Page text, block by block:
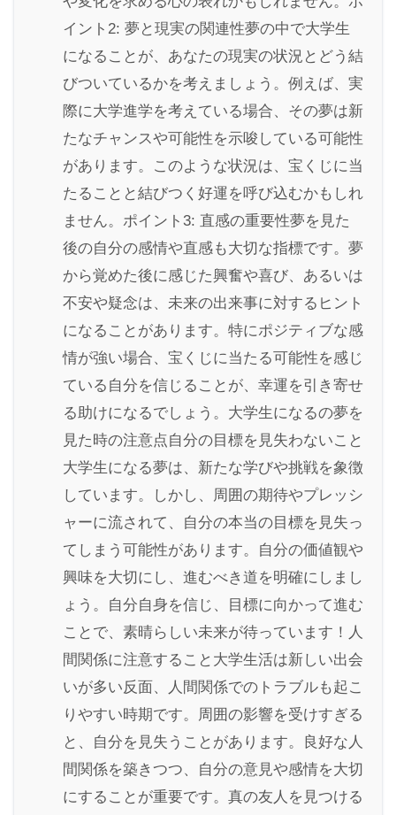
イント2: 夢と現実の関連性夢の中で大学生
になることが、あなたの現実の状況とどう結
びついているかを考えましょう。例えば、実
際に大学進学を考えている場合、その夢は新
たなチャンスや可能性を示唆している可能性
があります。このような状況は、宝くじに当
たることと結びつく好運を呼び込むかもしれ
ません。ポイント3: 直感の重要性夢を見た
後の自分の感情や直感も大切な指標です。夢
から覚めた後に感じた興奮や喜び、あるいは
不安や疑念は、未来の出来事に対するヒント
になることがあります。特にポジティブな感
情が強い場合、宝くじに当たる可能性を感じ
ている自分を信じることが、幸運を引き寄せ
る助けになるでしょう。大学生になるの夢を
見た時の注意点自分の目標を見失わないこと
大学生になる夢は、新たな学びや挑戦を象徴
しています。しかし、周囲の期待やプレッシ
ャーに流されて、自分の本当の目標を見失っ
てしまう可能性があります。自分の価値観や
興味を大切にし、進むべき道を明確にしまし
ょう。自分自身を信じ、目標に向かって進む
ことで、素晴らしい未来が待っています！人
間関係に注意すること大学生活は新しい出会
いが多い反面、人間関係でのトラブルも起こ
りやすい時期です。周囲の影響を受けすぎる
と、自分を見失うことがあります。良好な人
間関係を築きつつ、自分の意見や感情を大切
にすることが重要です。真の友人を見つける